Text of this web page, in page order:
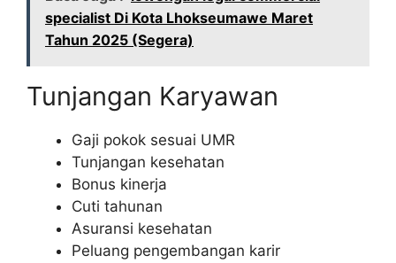
specialist Di Kota Lhokseumawe Maret
Tahun 2025 (Segera)
Tunjangan Karyawan
Gaji pokok sesuai UMR
Tunjangan kesehatan
Bonus kinerja
Cuti tahunan
Asuransi kesehatan
Peluang pengembangan karir